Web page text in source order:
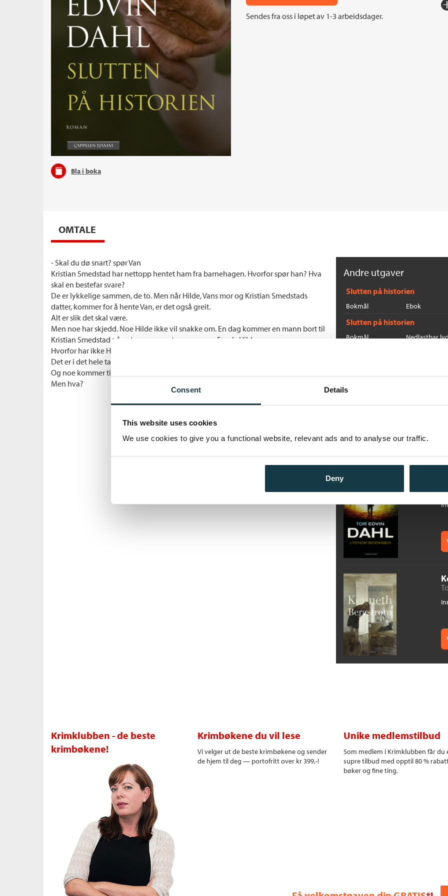
Consent Details
This website uses cookies
We use cookies to give you a functional website, relevant ads and to analyse our traffic.
Deny
Bla i boka
Sendes fra oss i løpet av 1-3 arbeidsdager.
OMTALE
- Skal du dø snart? spør Van
Kristian Smedstad har nettopp hentet ham fra barnehagen. Hvorfor spør han? Hva
skal en bestefar svare?
De er lykkelige sammen, de to. Men når Hilde, Vans mor og Kristian Smedstads
datter, kommer for å hente Van, er det også greit.
Alt er slik det skal være.
Men noe har skjedd. Noe Hilde ikke vil snakke om. En dag kommer en mann bort til
Kristian Smedstad på gata og presenterer seg som Frank. Hildes venn.
Hvorfor har ikke Hilde fortalt om ham?
Det er i det hele tatt så mye det ikke går an å snakke om. Både i nåtid og i fortid.
Og noe kommer til å skje.
Men hva?
Andre utgaver
Slutten på historien
Bokmål Ebok
Slutten på historien
Bokmål Nedlastbar
Krimklubben - de beste
krimbøkene!
Krimbøkene du vil lese
Vi velger ut de beste krimbøkene og sender
de hjem til deg — portofritt over kr 399,-!
Unike medlemstilbud
Som medlem i Krimklubben får du
supre tilbud med opptil 80 %
bøker og fine ting.